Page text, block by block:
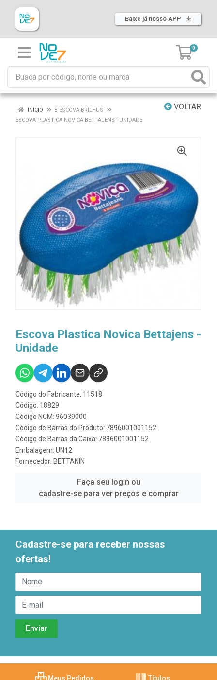
Baixe já nosso APP
0
VOLTAR
INÍCIO
B ESCOVA BRILHUS
ESCOVA PLASTICA NOVICA BETTAJENS - UNIDADE
Escova Plastica Novica Bettajens -
Unidade
Código do Fabricante: 11518
Código: 18829
Código NCM: 96039000
Código de Barras do Produto: 7896001001152
Código de Barras da Caixa: 7896001001152
Embalagem: UN12
Fornecedor: BETTANIN
Faça seu login ou
cadastre-se para ver preços e comprar
Cadastre-se para receber nossas
ofertas!
Meus Pedidos Títulos